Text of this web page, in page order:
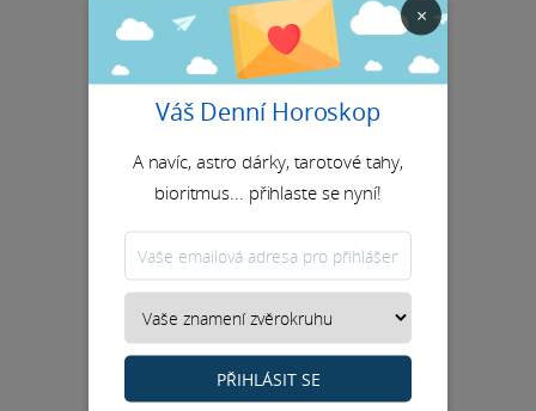
×
Váš Denní Horoskop
A navíc, astro dárky, tarotové tahy,
bioritmus... přihlaste se nyní!
PŘIHLÁSIT SE